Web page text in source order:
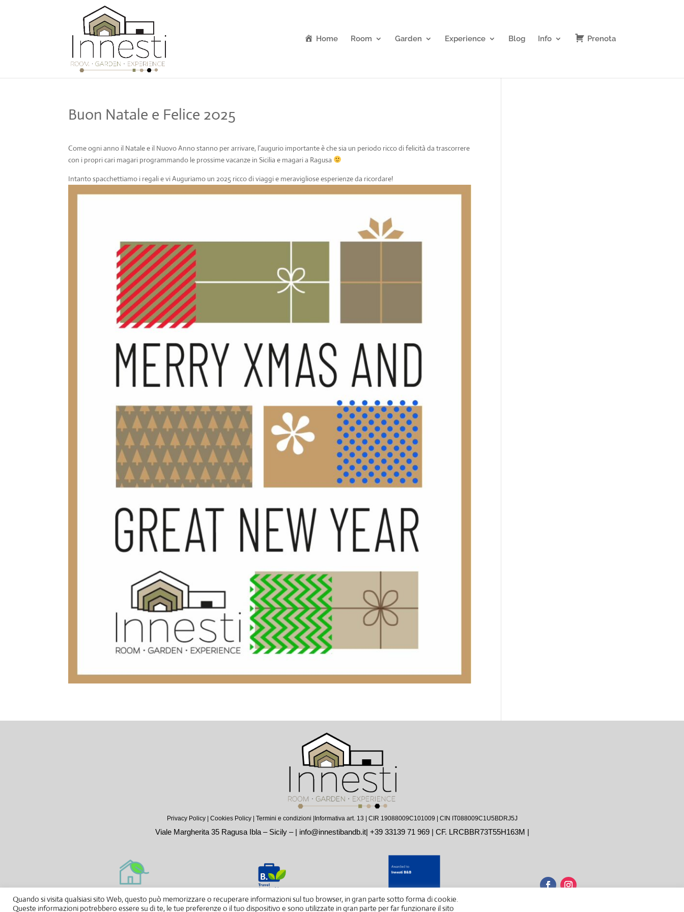
Home Room Garden Experience Blog Info Prenota
Buon Natale e Felice 2025
Come ogni anno il Natale e il Nuovo Anno stanno per arrivare, l’augurio importante è che sia un periodo ricco di felicità da trascorrere
con i propri cari magari programmando le prossime vacanze in Sicilia e magari a Ragusa
Intanto spacchettiamo i regali e vi Auguriamo un 2025 ricco di viaggi e meravigliose esperienze da ricordare!
Privacy Policy| Cookies Policy| Termini e condizioni |Informativa art. 13 | CIR 19088009C101009 | CIN IT088009C1U5BDRJ5J
Viale Margherita 35 Ragusa Ibla – Sicily – | info@innestibandb.it| +39 33139 71 969| CF. LRCBBR73T55H163M |
Quando si visita qualsiasi sito Web, questo può memorizzare o recuperare informazioni sul tuo browser, in gran parte sotto forma di cookie.
Queste informazioni potrebbero essere su di te, le tue preferenze o il tuo dispositivo e sono utilizzate in gran parte per far funzionare il sito